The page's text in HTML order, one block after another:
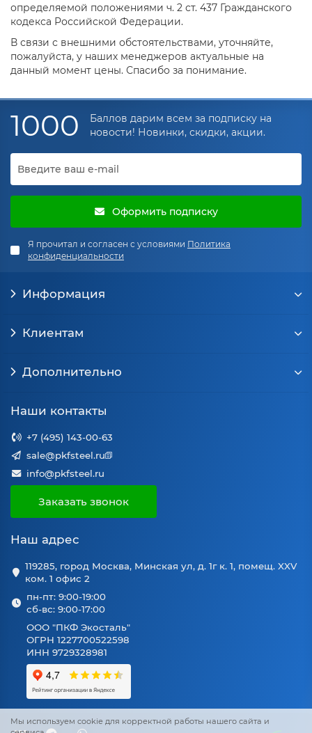
определяемой положениями ч. 2 ст. 437 Гражданского
кодекса Российской Федерации.
В связи с внешними обстоятельствами, уточняйте,
пожалуйста, у наших менеджеров актуальные на
данный момент цены. Спасибо за понимание.
Мы используем cookie для корректной работы нашего сайта и
1000
Баллов дарим всем за подписку на
новости! Новинки, скидки, акции.
Оформить подписку
Я прочитал и согласен с условиями Политика
конфиденциальности
Информация
Клиентам
Дополнительно
Наши контакты
+7 (495) 143-00-63
sale@pkfsteel.ru
info@pkfsteel.ru
Заказать звонок
Наш адрес
119285, город Москва, Минская ул, д. 1г к. 1, помещ. XXV
ком. 1 офис 2
пн-пт: 9:00-19:00
сб-вс: 9:00-17:00
ООО "ПКФ Экосталь"
ОГРН 1227700522598
ИНН 9729328981